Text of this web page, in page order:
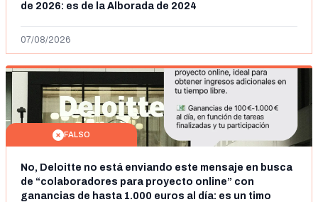
de 2026: es de la Alborada de 2024
07/08/2026
FALSO
No, Deloitte no está enviando este mensaje en busca
de “colaboradores para proyecto online” con
ganancias de hasta 1.000 euros al día: es un timo